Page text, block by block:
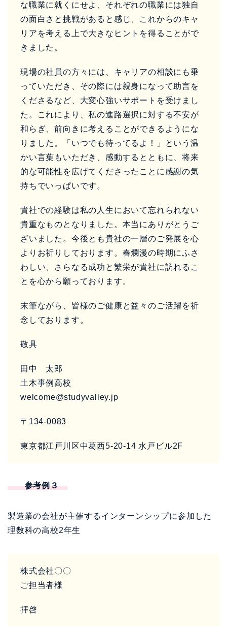
な職業に就くにせよ、それぞれの職業には独自
の面白さと挑戦があると感じ、これからのキャ
リアを考える上で大きなヒントを得ることがで
きました。
現場の社員の方々には、キャリアの相談にも乗
っていただき、その際には親身になって助言を
くださるなど、大変心強いサポートを受けまし
た。これにより、私の進路選択に対する不安が
和らぎ、前向きに考えることができるようにな
りました。「いつでも待ってるよ！」という温
かい言葉もいただき、感動するとともに、将来
的な可能性を広げてくださったことに感謝の気
持ちでいっぱいです。
貴社での経験は私の人生において忘れられない
貴重なものとなりました。本当にありがとうご
ざいました。今後とも貴社の一層のご発展を心
よりお祈りしております。春爛漫の時期にふさ
わしい、さらなる成功と繁栄が貴社に訪れるこ
とを心から願っております。
末筆ながら、皆様のご健康と益々のご活躍を祈
念しております。
敬具
田中 太郎
土木事例高校
welcome@studyvalley.jp
〒134-0083
東京都江戸川区中葛西5-20-14 水戸ビル2F
参考例３
製造業の会社が主催するインターンシップに参加した
理数科の高校2年生
株式会社〇〇
ご担当者様
拝啓